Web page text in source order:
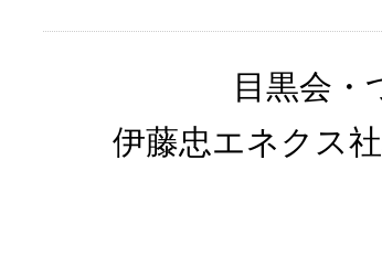
目黒会・
伊藤忠エネクス